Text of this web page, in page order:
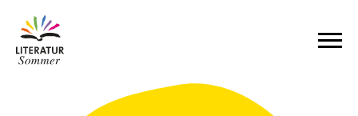
Zum Inhalt springen